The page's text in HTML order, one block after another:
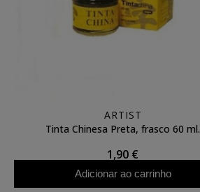
ARTIST
Tinta Chinesa Preta, frasco 60 ml.
1,90 €
Adicionar ao carrinho